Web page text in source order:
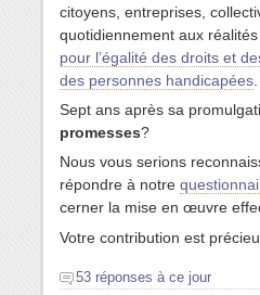
citoyens, entreprises,
quotidiennement aux
pour l’égalité des droits et
des personnes handicapées.
Sept ans après sa
promesses?
Nous vous serions
répondre à notre
cerner la mise en œuvre
Votre contribution est
53 réponses à ce jour